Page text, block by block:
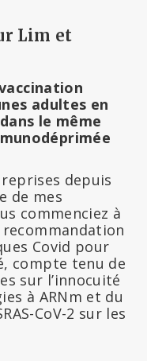
Lim et
adultes en
le même
depuis
de mes
commenciez à
Covid pour
compte tenu de
sur l’innocuité
à ARNm et du
CoV-2 sur les